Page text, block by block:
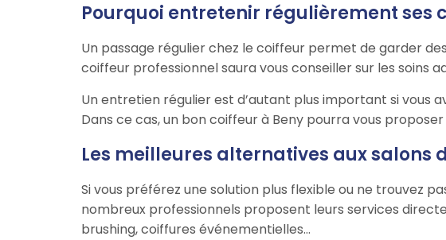
Pourquoi entretenir régulièrement ses
Un passage régulier chez le coiffeur permet de garder
coiffeur professionnel saura vous conseiller sur les soins
Un entretien régulier est d’autant plus important si vous
Dans ce cas, un bon coiffeur à Beny pourra vous
Les meilleures alternatives aux salons
Si vous préférez une solution plus flexible ou ne trouvez
nombreux professionnels proposent leurs services
brushing, coiffures événementielles…